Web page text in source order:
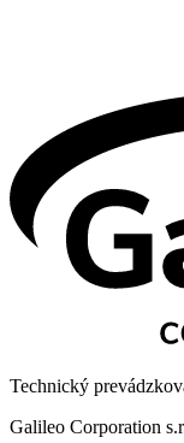
Technický
Galileo Corporation